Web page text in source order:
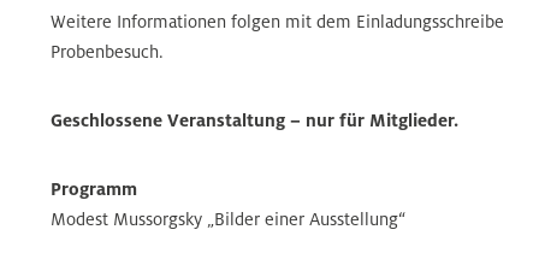
Weitere Informationen folgen mit dem Einladungsschreiben
Probenbesuch.
Geschlossene Veranstaltung – nur für Mitglieder.
Programm
Modest Mussorgsky „Bilder einer Ausstellung“